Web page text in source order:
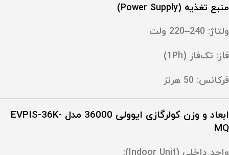
منبع تغذیه (Power Supply)
ولتاژ: ‎220–240 ولت
فاز: تک‌فاز (1Ph)
فرکانس: ‎50 هرتز
ابعاد و وزن
کولرگازی ایوولی 36000 مدل EVPIS-36K-
MQ